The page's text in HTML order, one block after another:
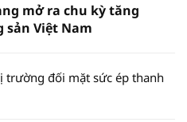
mở ra chu kỳ tăng
Việt Nam
trường đối mặt sức ép thanh